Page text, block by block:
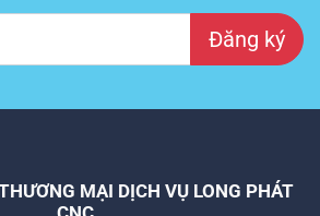
Đăng ký
MẠI DỊCH VỤ LONG PHÁT